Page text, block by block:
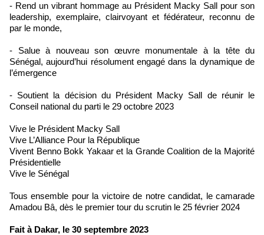
- Rend un vibrant hommage au Président Macky Sall pour son
leadership, exemplaire, clairvoyant et fédérateur, reconnu de
par le monde,
- Salue à nouveau son œuvre monumentale à la tête du
Sénégal, aujourd’hui résolument engagé dans la dynamique de
l’émergence
- Soutient la décision du Président Macky Sall de réunir le
Conseil national du parti le 29 octobre 2023
Vive le Président Macky Sall
Vive L’Alliance Pour la République
Vivent Benno Bokk Yakaar et la Grande Coalition de la Majorité
Présidentielle
Vive le Sénégal
Tous ensemble pour la victoire de notre candidat, le camarade
Amadou Bâ, dès le premier tour du scrutin le 25 février 2024
Fait à Dakar, le 30 septembre 2023